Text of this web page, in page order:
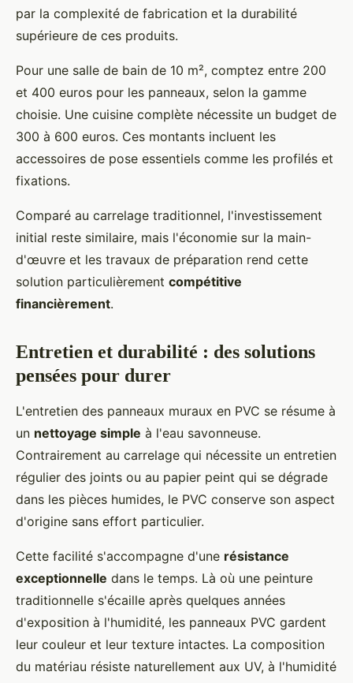
par la complexité de fabrication et la durabilité
supérieure de ces produits.
Pour une salle de bain de 10 m², comptez entre 200
et 400 euros pour les panneaux, selon la gamme
choisie. Une cuisine complète nécessite un budget de
300 à 600 euros. Ces montants incluent les
accessoires de pose essentiels comme les profilés et
fixations.
Comparé au carrelage traditionnel, l'investissement
initial reste similaire, mais l'économie sur la main-
d'œuvre et les travaux de préparation rend cette
solution particulièrement compétitive
financièrement.
Entretien et durabilité : des solutions
pensées pour durer
L'entretien des panneaux muraux en PVC se résume à
un nettoyage simple à l'eau savonneuse.
Contrairement au carrelage qui nécessite un entretien
régulier des joints ou au papier peint qui se dégrade
dans les pièces humides, le PVC conserve son aspect
d'origine sans effort particulier.
Cette facilité s'accompagne d'une résistance
exceptionnelle dans le temps. Là où une peinture
traditionnelle s'écaille après quelques années
d'exposition à l'humidité, les panneaux PVC gardent
leur couleur et leur texture intactes. La composition
du matériau résiste naturellement aux UV, à l'humidité